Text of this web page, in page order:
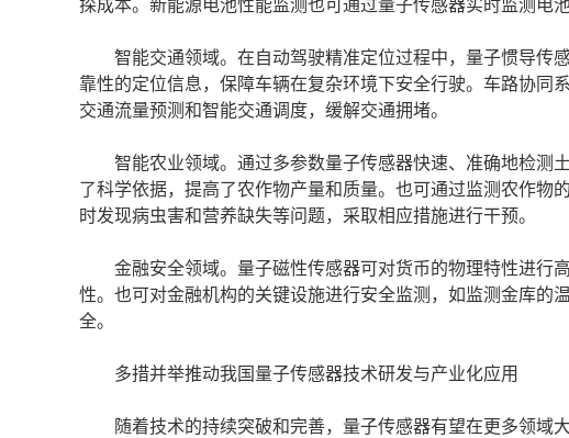
探成本。新能源电池性能监测也可通过量子传感器实时监测电
智能交通领域。在自动驾驶精准定位过程中，量子惯导传
靠性的定位信息，保障车辆在复杂环境下安全行驶。车路协同
交通流量预测和智能交通调度，缓解交通拥堵。
智能农业领域。通过多参数量子传感器快速、准确地检测
了科学依据，提高了农作物产量和质量。也可通过监测农作物
时发现病虫害和营养缺失等问题，采取相应措施进行干预。
金融安全领域。量子磁性传感器可对货币的物理特性进行
性。也可对金融机构的关键设施进行安全监测，如监测金库的
全。
多措并举推动我国量子传感器技术研发与产业化应用
随着技术的持续突破和完善，量子传感器有望在更多领域